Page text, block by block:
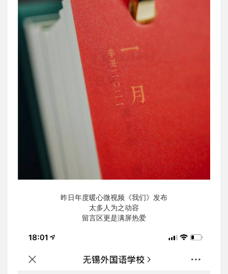
昨日年度暖心微视频《我们》发布
太多人为之动容
留言区更是满屏热爱